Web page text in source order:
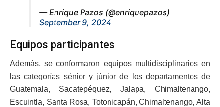
— Enrique Pazos (@enriquepazos)
September 9, 2024
Equipos participantes
Además, se conformaron equipos multidisciplinarios en
las categorías sénior y júnior de los departamentos de
Guatemala, Sacatepéquez, Jalapa, Chimaltenango,
Escuintla, Santa Rosa, Totonicapán, Chimaltenango, Alta